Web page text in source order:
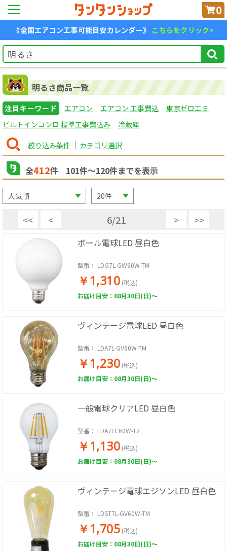
0
《全国エアコン工事可能目安カレンダー》 こちらをクリック>
明るさ商品一覧
注目キーワード エアコン エアコン 工事費込
東京ゼロエミ
ビルトインコンロ 標準工事費込み
冷蔵庫
絞り込み条件 カテゴリ選択
全412件 101件〜120件までを表示
<< < 6/21 > >>
ボール電球LED 昼白色
型番： LDG7L-GW60W-TM
￥1,310 (税込)
お届け目安：08月30日(日)～
ヴィンテージ電球LED 昼白色
型番： LDA7L-GV60W-TM
￥1,230 (税込)
お届け目安：08月30日(日)～
一般電球クリアLED 昼白色
型番： LDA7LC60W-T2
￥1,130 (税込)
お届け目安：08月30日(日)～
ヴィンテージ電球エジソンLED 昼白色
型番： LDST7L-GV60W-TM
￥1,705 (税込)
お届け目安：08月30日(日)～